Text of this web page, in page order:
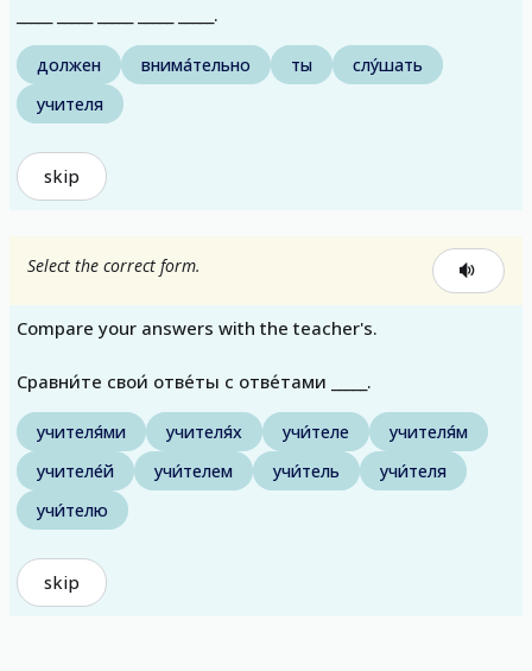
_____ _____ _____ _____ _____.
должен внима́тельно ты
слу́шать
учителя
skip
Select the correct form.
Compare your answers with the teacher's.
Сравни́те свои́ отве́ты с отве́тами _____.
учителя́ми учителя́х учи́теле
учителя́м
учителе́й
учи́телем учи́тель
учи́теля
учи́телю
skip